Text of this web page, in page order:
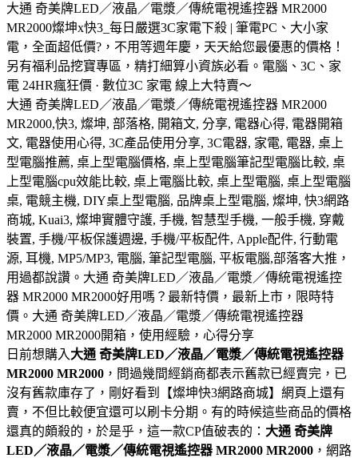
大通 奇美牌LED／液晶／電漿／傳統電視遙控器 MR2000
MR2000燦坤x快3_每日嚴選3C家電下殺 | 筆電PC、大小家
電，全面超低價?，不用等週年慶，天天給您最優惠的價格！
另有福利品挖寶專區，精打細算小資族必看。電腦、3C、家
電 24HR瘋狂價 · 數位3C 家電 線上大特賣～
大通 奇美牌LED／液晶／電漿／傳統電視遙控器 MR2000
MR2000,快3, 燦坤, 部落格, 開箱文, 分享, 電器心得, 電器開箱
文, 電器使用心得, 3C產品使用分享, 3C電器, 家電, 電器, 桌上
型電腦推薦, 桌上型電腦價格, 桌上型電腦筆記型電腦比較, 桌
上型電腦cpu效能比較, 桌上電腦比較, 桌上型電腦, 桌上型電腦
桌, 電競主機, DIY桌上型電腦, 品牌桌上型電腦, 燦坤, 快3網路
商城, Kuai3, 燦坤實體守護, 手機, 智慧型手機, 一般手機, 穿戴
裝置, 手機/平板保護週邊, 手機/平板配件, Apple配件, 行動電
源, 耳機, MP5/MP3, 電腦, 筆記型電腦, 平板電腦,部落客大推，
用過都說讚。大通 奇美牌LED／液晶／電漿／傳統電視遙控
器 MR2000 MR2000好用嗎？最新特價，最新上市，限時特
價。大通 奇美牌LED／液晶／電漿／傳統電視遙控器
MR2000 MR2000開箱，使用經驗，心得分享
日前想購入 大通 奇美牌LED／液晶／電漿／傳統電視遙控器
MR2000 MR2000 ，問過幾間經銷商都表示舊款已經賣完，已
沒有舊款庫存了，剛好看到【燦坤快3網路商城】網頁上還有
賣，不但比較便宜還可以刷卡分期。有的時候這些商品的價格
還真的頗殺的，於是乎，這一款CP值破表的： 大通 奇美牌
LED／液晶／電漿／傳統電視遙控器 MR2000 MR2000 ，網路